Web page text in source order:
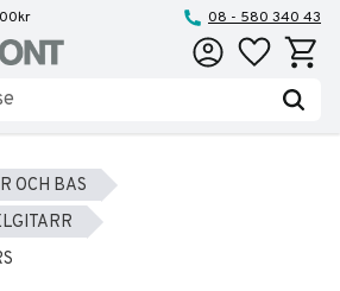
08 - 580 340 43
Favoriter
OCH BAS